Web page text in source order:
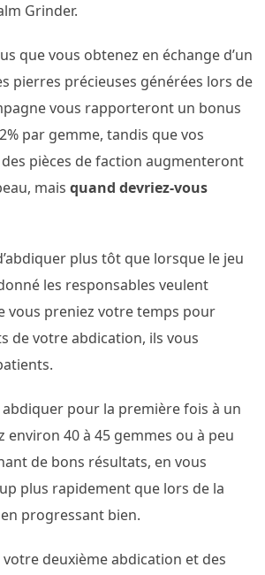
Grinder.
que vous obtenez en échange d’un
pierres précieuses générées lors de
vous rapporteront un bonus
par gemme, tandis que vos
des pièces de faction augmenteront
mais quand devriez-vous
plus tôt que lorsque le jeu
les responsables veulent
vous preniez votre temps pour
de votre abdication, ils vous
pour la première fois à un
environ 40 à 45 gemmes ou à peu
de bons résultats, en vous
plus rapidement que lors de la
progressant bien.
deuxième abdication et des